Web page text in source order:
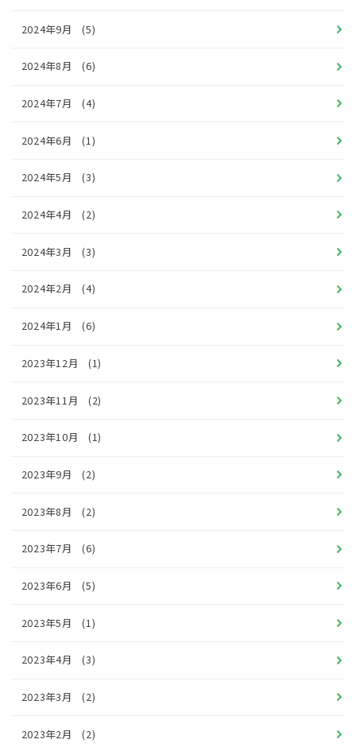
2024年9月 (5)
2024年8月 (6)
2024年7月 (4)
2024年6月 (1)
2024年5月 (3)
2024年4月 (2)
2024年3月 (3)
2024年2月 (4)
2024年1月 (6)
2023年12月 (1)
2023年11月 (2)
2023年10月 (1)
2023年9月 (2)
2023年8月 (2)
2023年7月 (6)
2023年6月 (5)
2023年5月 (1)
2023年4月 (3)
2023年3月 (2)
2023年2月 (2)